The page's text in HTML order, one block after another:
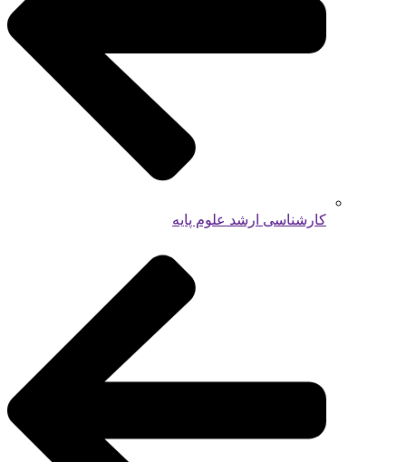
کارشناسی ارشد علوم پایه